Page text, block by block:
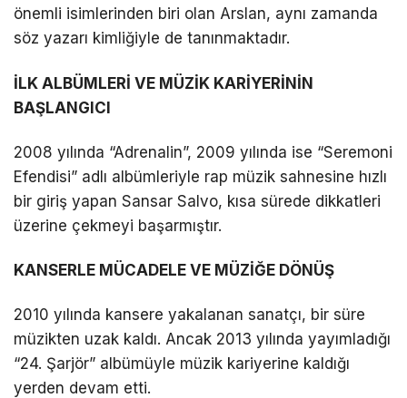
TikTok
Telegram
önemli isimlerinden biri olan Arslan, aynı zamanda
söz yazarı kimliğiyle de tanınmaktadır.
İLK ALBÜMLERİ VE MÜZİK KARİYERİNİN
BAŞLANGICI
2008 yılında “Adrenalin”, 2009 yılında ise “Seremoni
Efendisi” adlı albümleriyle rap müzik sahnesine hızlı
bir giriş yapan Sansar Salvo, kısa sürede dikkatleri
üzerine çekmeyi başarmıştır.
KANSERLE MÜCADELE VE MÜZİĞE DÖNÜŞ
2010 yılında kansere yakalanan sanatçı, bir süre
müzikten uzak kaldı. Ancak 2013 yılında yayımladığı
“24. Şarjör” albümüyle müzik kariyerine kaldığı
yerden devam etti.